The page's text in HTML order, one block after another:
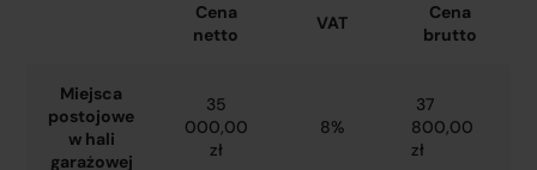
Cena
netto
VAT
Cena
brutto
Miejsca
postojowe
w hali
garażowej
35
000,00
zł
8%
37
800,00
zł